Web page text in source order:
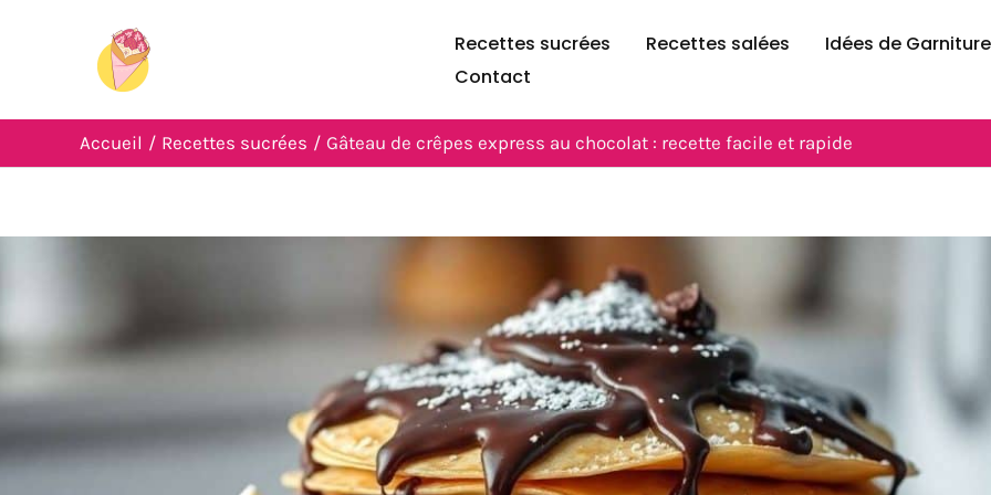
Recettes sucrées Recettes salées Idées de
Contact
Accueil Recettes sucrées Gâteau de crêpes express au chocolat : recette facile et rapide